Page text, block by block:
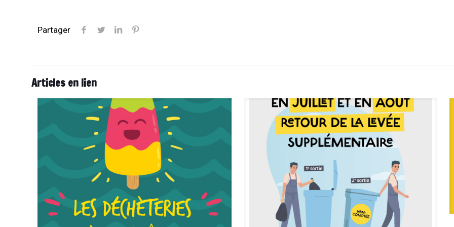
Partager
Articles en lien